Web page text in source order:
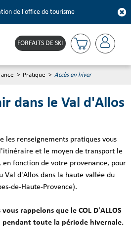
de l'office de tourisme
FORFAITS DE SKI
> Pratique > Accès en hiver
dans le Val d'Allos
les renseignements pratiques vous
et le moyen de transport le
en fonction de votre provenance, pour
Val d'Allos dans la haute vallée du
de-Haute-Provence).
rappelons que le COL D'ALLOS
pendant toute la période hivernale.